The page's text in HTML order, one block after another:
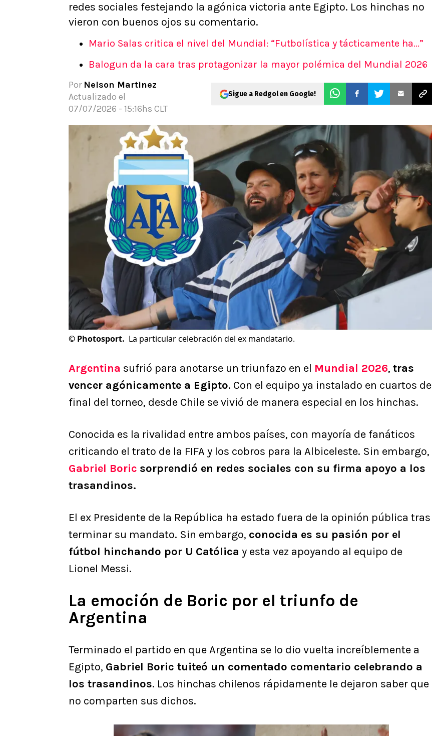
Apuesta del día
Apuestas Mundial 2026
redes sociales festejando la agónica victoria ante Egipto. Los hinchas no
vieron con buenos ojos su comentario.
Mario Salas critica el nivel del Mundial: “Futbolística y tácticamente ha...”
Balogun da la cara tras protagonizar la mayor polémica del Mundial 2026
Por Nelson Martinez
Actualizado el
07/07/2026 - 15:16hs CLT
Sigue a Redgol en Google!
© Photosport. La particular celebración del ex mandatario.
Argentina sufrió para anotarse un triunfazo en el Mundial 2026, tras
vencer agónicamente a Egipto. Con el equipo ya instalado en cuartos de
final del torneo, desde Chile se vivió de manera especial en los hinchas.
Conocida es la rivalidad entre ambos países, con mayoría de fanáticos
criticando el trato de la FIFA y los cobros para la Albiceleste. Sin embargo,
Gabriel Boric sorprendió en redes sociales con su firma apoyo a los
trasandinos.
El ex Presidente de la República ha estado fuera de la opinión pública tras
terminar su mandato. Sin embargo, conocida es su pasión por el
fútbol hinchando por U Católica y esta vez apoyando al equipo de
Lionel Messi.
La emoción de Boric por el triunfo de
Argentina
Terminado el partido en que Argentina se lo dio vuelta increíblemente a
Egipto, Gabriel Boric tuiteó un comentado comentario celebrando a
los trasandinos. Los hinchas chilenos rápidamente le dejaron saber que
no comparten sus dichos.